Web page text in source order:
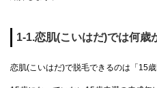
1-1.恋肌(こいはだ)では何歳
恋肌(こいはだ)で脱毛できるのは「15歳